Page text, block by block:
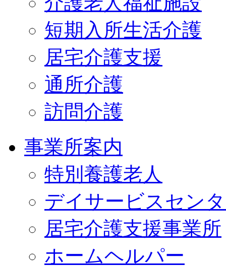
短期入所生活介護
居宅介護支援
通所介護
訪問介護
事業所案内
特別養護老人
デイサービスセン
居宅介護支援事業所
ホームヘルパー